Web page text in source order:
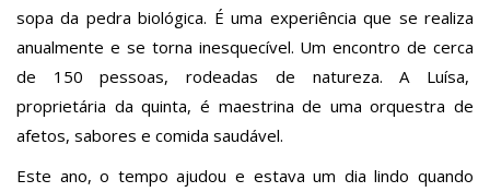
sopa da pedra biológica. É uma experiência que se realiza
anualmente e se torna inesquecível. Um encontro de cerca
de 150 pessoas, rodeadas de natureza. A Luísa,
proprietária da quinta, é maestrina de uma orquestra de
afetos, sabores e comida saudável.
Este ano, o tempo ajudou e estava um dia lindo quando